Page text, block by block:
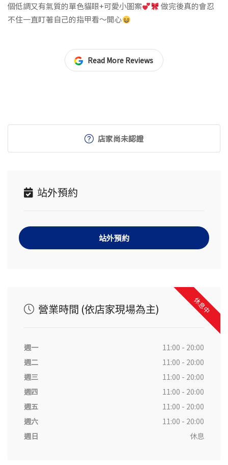
個低調又有氣質的單色貓眼+可愛小圖案
做完後真的會忍
不住一直盯著自己的指甲看～開心
Read More Reviews
店家尚未認證
站外預約
站外預約
休息中
營業時間 (依店家現場為主)
週一
11:00 - 20:00
週二
11:00 - 20:00
週三
11:00 - 20:00
週四
11:00 - 20:00
週五
11:00 - 20:00
週六
11:00 - 20:00
週日
休息